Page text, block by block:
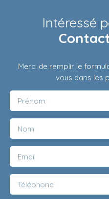
Intéressé
Merci de remplir le
vous dans les
Prénom
Nom
Email
Téléphone